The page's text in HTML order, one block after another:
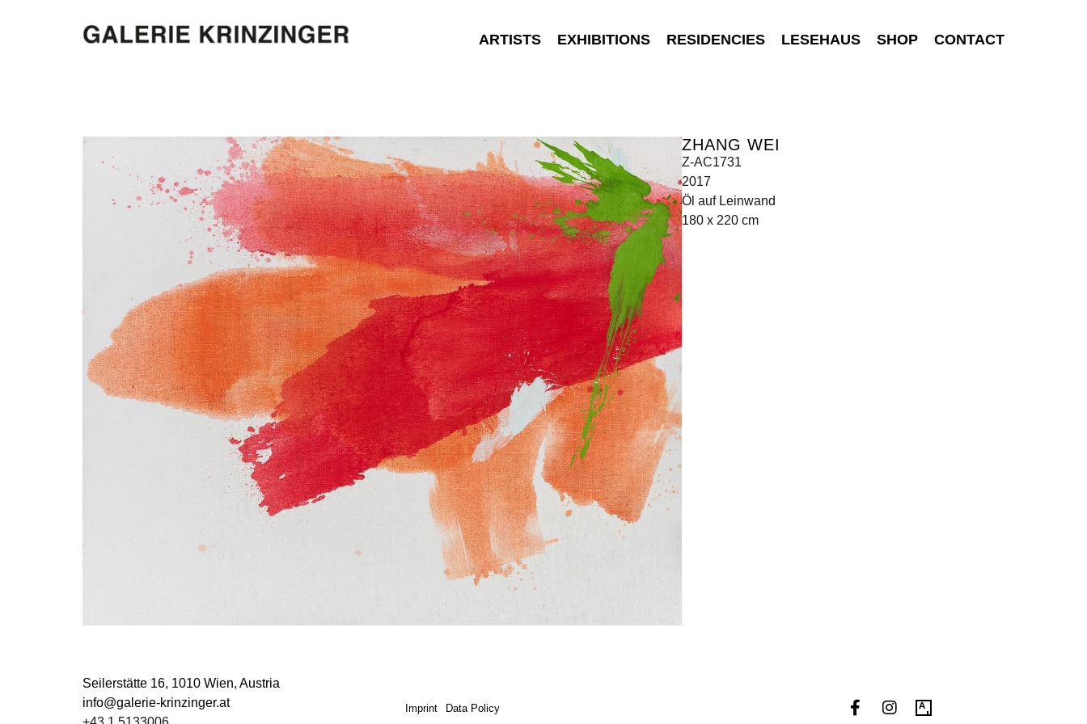
ARTISTS EXHIBITIONS RESIDENCIES LESEHAUS SHOP CONTACT
ZHANG WEI
Z-AC1731
2017
Öl auf Leinwand
180 x 220 cm
Seilerstätte 16, 1010 Wien, Austria
info@galerie-krinzinger.at
Imprint Data Policy